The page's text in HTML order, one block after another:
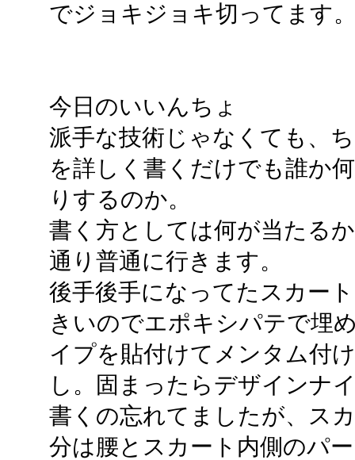
でジョキジョキ切ってます
今日のいいんちょ
派手な技術じゃなくても、
を詳しく書くだけでも誰か
りするのか。
書く方としては何が当たる
通り普通に行きます。
後手後手になってたスカー
きいのでエポキシパテで埋
イプを貼付けてメンタム付
し。固まったらデザインナ
書くの忘れてましたが、ス
分は腰とスカート内側のパ